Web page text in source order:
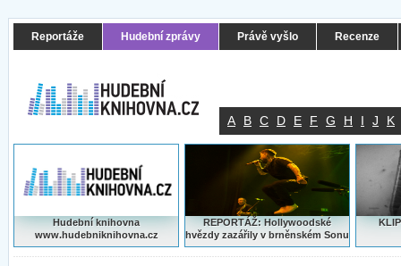
Reportáže Hudební zprávy Právě vyšlo Recenze
A B C D E F G H I J K
Hudební knihovna
www.hudebniknihovna.cz
REPORTÁŽ: Hollywoodské
hvězdy zazářily v brněnském Sonu